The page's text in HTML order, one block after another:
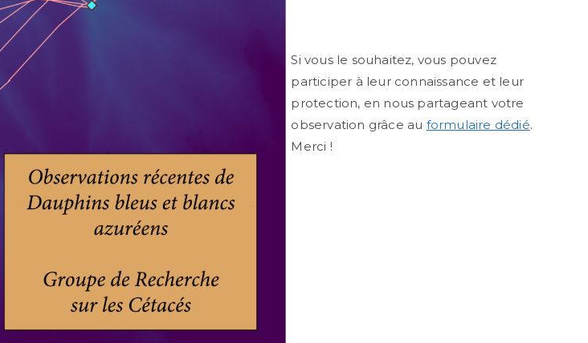
Si vous le souhaitez, vous pouvez
participer à leur connaissance et leur
protection, en nous partageant votre
observation grâce au formulaire dédié.
Merci !